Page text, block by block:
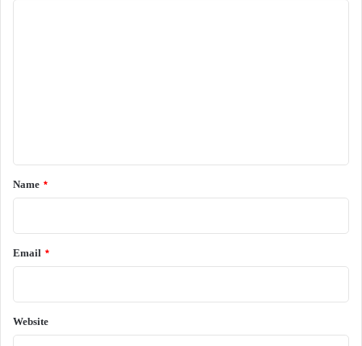
*Name *
Email *
Website